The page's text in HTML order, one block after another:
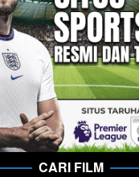
CARI FILM